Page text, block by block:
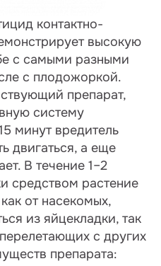
контактно-
высокую
с самыми разными
с плодожоркой.
препарат,
систему
минут вредитель
двигаться, а еще
В течение 1–2
средством растение
от насекомых,
из яйцекладки, так
с других
препарата: